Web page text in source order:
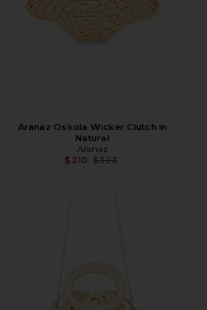
Aranaz Oskola Wicker Clutch in
Natural
Aranaz
$210 Предыдущая цена:
$323